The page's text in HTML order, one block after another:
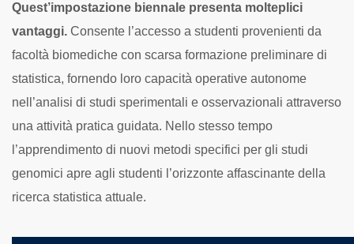
Quest’impostazione biennale presenta molteplici
vantaggi. Consente l’accesso a studenti provenienti da
facoltà biomediche con scarsa formazione preliminare di
statistica, fornendo loro capacità operative autonome
nell’analisi di studi sperimentali e osservazionali attraverso
una attività pratica guidata. Nello stesso tempo
l’apprendimento di nuovi metodi specifici per gli studi
genomici apre agli studenti l’orizzonte affascinante della
ricerca statistica attuale.